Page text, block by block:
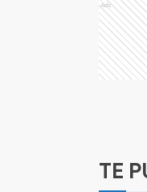
Ads
TE